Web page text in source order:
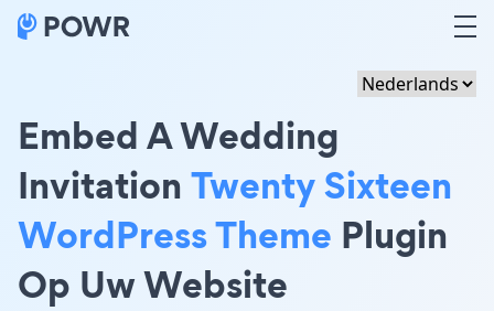
Embed A Wedding
InvitationTwenty Sixteen
WordPress Theme Plugin
Op Uw Website